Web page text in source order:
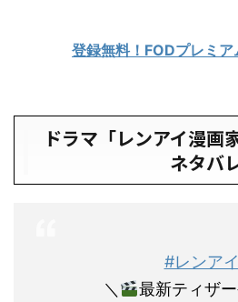
登録無料！FODプレミ
ドラマ「レンアイ漫画
ネタバ
#レンア
＼
最新ティザ